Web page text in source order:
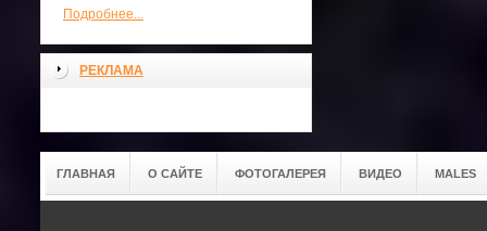
Подробнее...
РЕКЛАМА
ГЛАВНАЯ О САЙТЕ ФОТОГАЛЕРЕЯ ВИДЕО MALES